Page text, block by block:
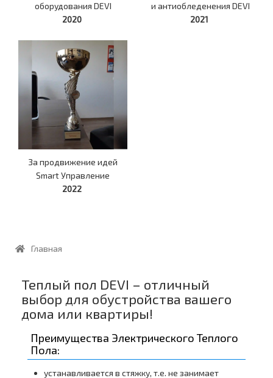
оборудования DEVI
2020
и антиобледенения DEVI
2021
За продвижение идей
Smart Управление
2022
Главная
Теплый пол DEVI – отличный
выбор для обустройства вашего
дома или квартиры!
Преимущества Электрического Теплого
Пола:
устанавливается в стяжку, т.е. не занимает